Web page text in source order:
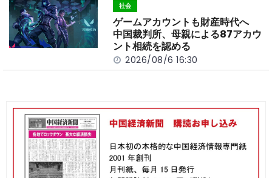
社会
ゲームアカウントも財産時代へ
中国裁判所、母親による87アカウ
ント相続を認める
2026/08/6 16:30